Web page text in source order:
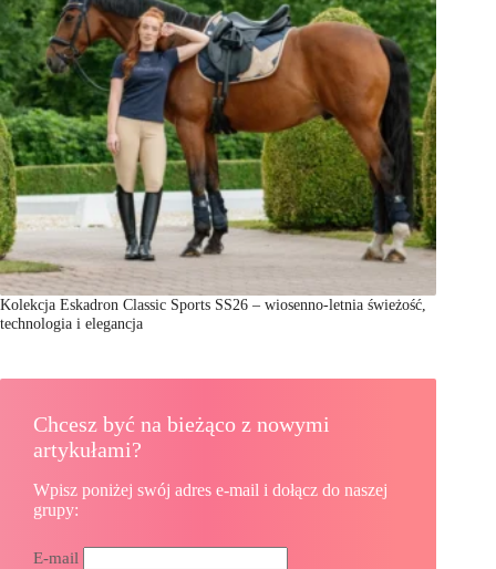
Kolekcja Eskadron Classic Sports SS26 – wiosenno-letnia świeżość,
technologia i elegancja
Chcesz być na bieżąco z nowymi
artykułami?
Wpisz poniżej swój adres e-mail i dołącz do naszej
grupy:
E-mail